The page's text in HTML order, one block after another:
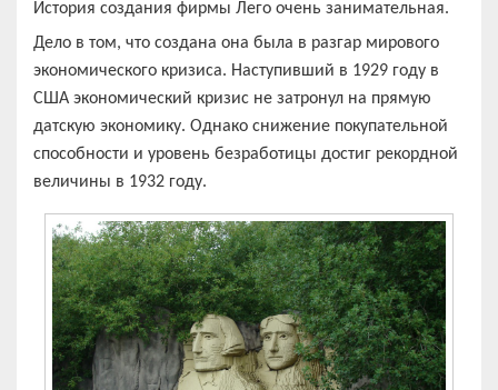
История создания фирмы Лего очень занимательная.
Дело в том, что создана она была в разгар мирового
экономического кризиса. Наступивший в 1929 году в
США экономический кризис не затронул на прямую
датскую экономику. Однако снижение покупательной
способности и уровень безработицы достиг рекордной
величины в 1932 году.